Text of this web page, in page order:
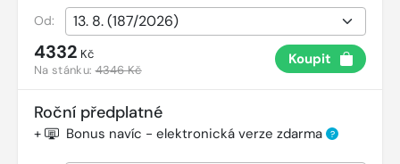
Od:
4332 Kč
Na stánku:4346 Kč
Koupit
Roční předplatné
+ Bonus navíc - elektronická verze zdarma ?